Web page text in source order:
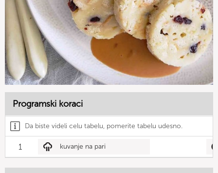
Programski koraci
Da biste videli celu tabelu, pomerite tabelu udesno.
1 kuvanje na pari